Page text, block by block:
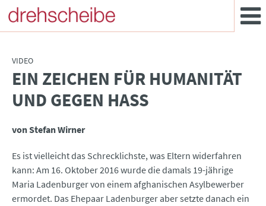
VIDEO
:EIN ZEICHEN FÜR HUMANITÄT
UND GEGEN HASS
von Stefan Wirner
Es ist vielleicht das Schrecklichste, was Eltern widerfahren
kann: Am 16. Oktober 2016 wurde die damals 19-jährige
Maria Ladenburger von einem afghanischen Asylbewerber
ermordet. Das Ehepaar Ladenburger aber setzte danach ein